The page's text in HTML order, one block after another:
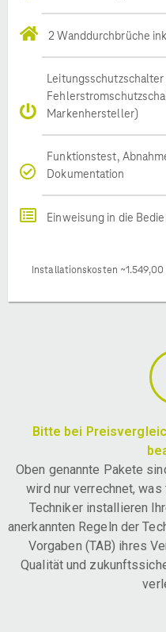
2 Wanddurchbrüche
Leitungsschutzschalter
Markenhersteller)
Funktionstest,
Dokumentation
Einweisung in die
Installationskosten ~1.549,00
Bitte bei
Oben genannte Pakete
wird nur verrechnet,
Techniker installieren
anerkannten Regeln der
Vorgaben (TAB) ihres
Qualität und